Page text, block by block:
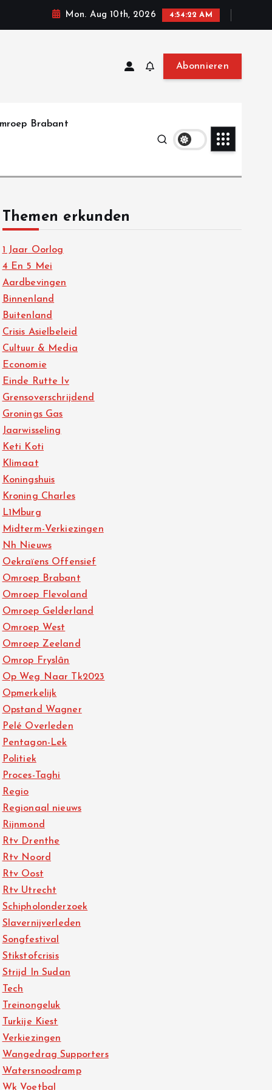
Mon. Aug 10th, 2026 4:54:23 AM
Abonnieren
Brabant
Themen erkunden
1 Jaar Oorlog
4 En 5 Mei
Aardbevingen
Binnenland
Buitenland
Crisis Asielbeleid
Cultuur & Media
Economie
Einde Rutte Iv
Grensoverschrijdend
Gronings Gas
Jaarwisseling
Keti Koti
Klimaat
Koningshuis
Kroning Charles
L1Mburg
Midterm-Verkiezingen
Nh Nieuws
Oekraïens Offensief
Omroep Brabant
Omroep Flevoland
Omroep Gelderland
Omroep West
Omroep Zeeland
Omrop Fryslân
Op Weg Naar Tk2023
Opmerkelijk
Opstand Wagner
Pelé Overleden
Pentagon-Lek
Politiek
Proces-Taghi
Regio
Regionaal nieuws
Rijnmond
Rtv Drenthe
Rtv Noord
Rtv Oost
Rtv Utrecht
Schipholonderzoek
Slavernijverleden
Songfestival
Stikstofcrisis
Strijd In Sudan
Tech
Treinongeluk
Turkije Kiest
Verkiezingen
Wangedrag Supporters
Watersnoodramp
Wk Voetbal